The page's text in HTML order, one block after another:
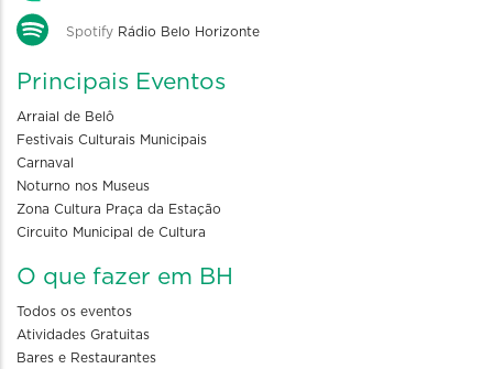
Spotify Rádio Belo Horizonte
Principais Eventos
Arraial de Belô
Festivais Culturais Municipais
Carnaval
Noturno nos Museus
Zona Cultura Praça da Estação
Circuito Municipal de Cultura
O que fazer em BH
Todos os eventos
Atividades Gratuitas
Bares e Restaurantes